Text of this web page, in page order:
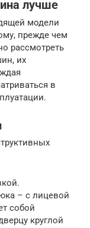
лучше
модели
прежде чем
рассмотреть
их
в
– с лицевой
собой
круглой